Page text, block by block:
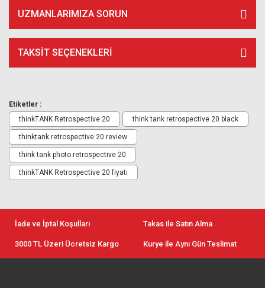
UZMANLARIMIZA SORUN
TAKSIT SEÇENEKLERI
Etiketler :
thinkTANK Retrospective 20
think tank retrospective 20 black
thinktank retrospective 20 review
think tank photo retrospective 20
thinkTANK Retrospective 20 fiyatı
İade ve İptal Koşulları Takas ile Satın Alma
3000 TL Üzeri Ücretsiz Kargo Kurye ile Aynı Gün Teslimat